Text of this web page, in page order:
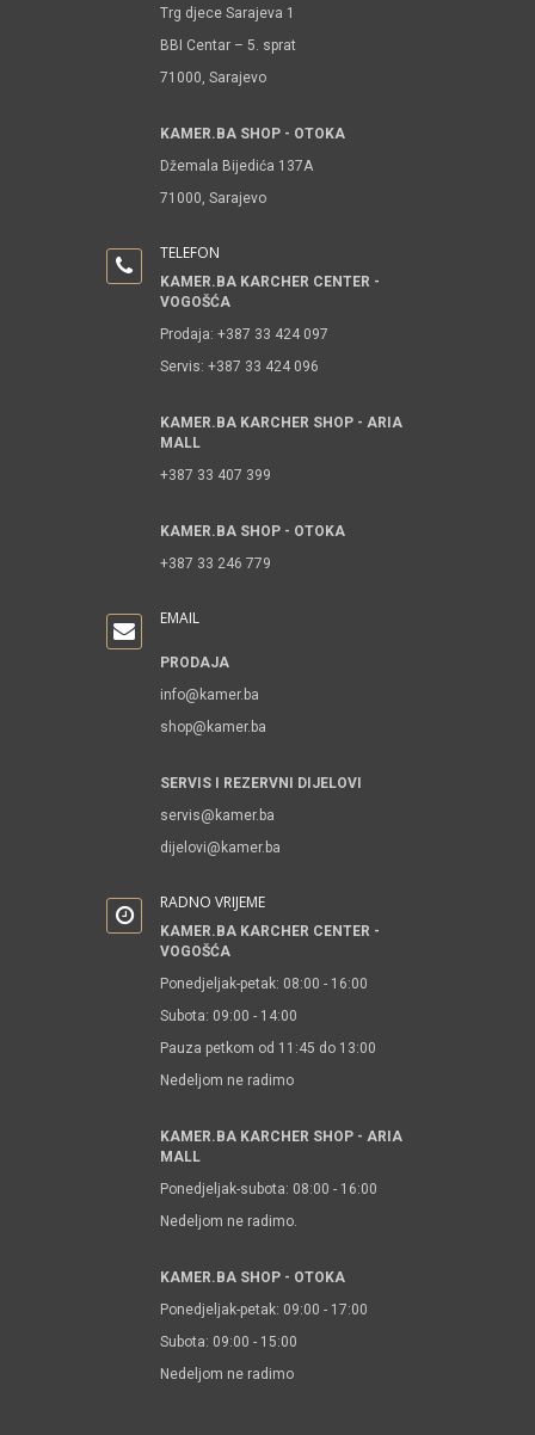
Trg djece Sarajeva 1
BBI Centar – 5. sprat
71000, Sarajevo
KAMER.BA SHOP - OTOKA
Džemala Bijedića 137A
71000, Sarajevo
TELEFON
KAMER.BA KARCHER CENTER -
VOGOŠĆA
Prodaja: +387 33 424 097
Servis: +387 33 424 096
KAMER.BA KARCHER SHOP - ARIA
MALL
+387 33 407 399
KAMER.BA SHOP - OTOKA
+387 33 246 779
EMAIL
PRODAJA
info@kamer.ba
shop@kamer.ba
SERVIS I REZERVNI DIJELOVI
servis@kamer.ba
dijelovi@kamer.ba
RADNO VRIJEME
KAMER.BA KARCHER CENTER -
VOGOŠĆA
Ponedjeljak-petak: 08:00 - 16:00
Subota: 09:00 - 14:00
Pauza petkom od 11:45 do 13:00
Nedeljom ne radimo
KAMER.BA KARCHER SHOP - ARIA
MALL
Ponedjeljak-subota: 08:00 - 16:00
Nedeljom ne radimo.
KAMER.BA SHOP - OTOKA
Ponedjeljak-petak: 09:00 - 17:00
Subota: 09:00 - 15:00
Nedeljom ne radimo